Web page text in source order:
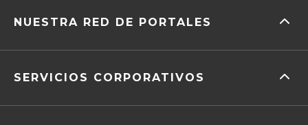
NUESTRA RED DE PORTALES
SERVICIOS CORPORATIVOS